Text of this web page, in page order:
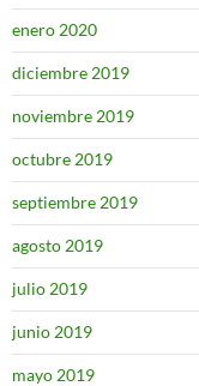
enero 2020
diciembre 2019
noviembre 2019
octubre 2019
septiembre 2019
agosto 2019
julio 2019
junio 2019
mayo 2019